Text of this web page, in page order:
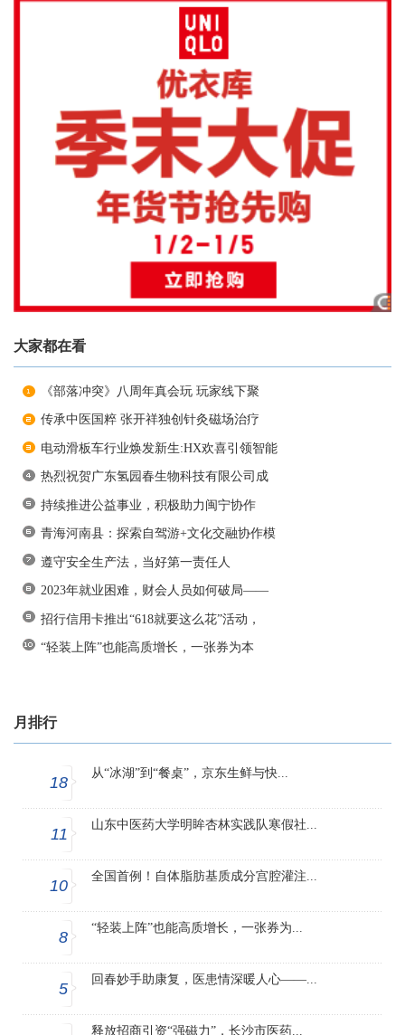
大家都在看
《部落冲突》八周年真会玩 玩家线下聚
传承中医国粹 张开祥独创针灸磁场治疗
电动滑板车行业焕发新生:HX欢喜引领智能
热烈祝贺广东氢园春生物科技有限公司成
持续推进公益事业，积极助力闽宁协作
青海河南县：探索自驾游+文化交融协作模
遵守安全生产法，当好第一责任人
2023年就业困难，财会人员如何破局——
招行信用卡推出“618就要这么花”活动，
“轻装上阵”也能高质增长，一张券为本
月排行
18
从“冰湖”到“餐桌”，京东生鲜与快...
11
山东中医药大学明眸杏林实践队寒假社...
10
全国首例！自体脂肪基质成分宫腔灌注...
8
“轻装上阵”也能高质增长，一张券为...
5
回春妙手助康复，医患情深暖人心——...
释放招商引资“强磁力”，长沙市医药...